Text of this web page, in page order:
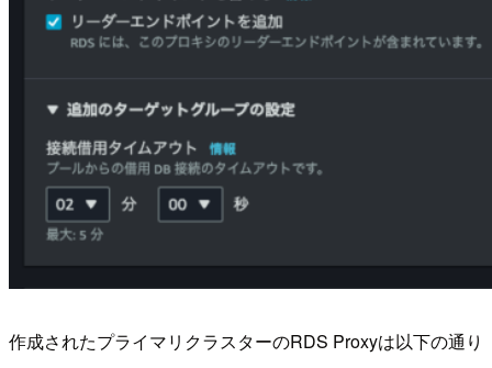
作成されたプライマリクラスターのRDS Proxyは以下の通り